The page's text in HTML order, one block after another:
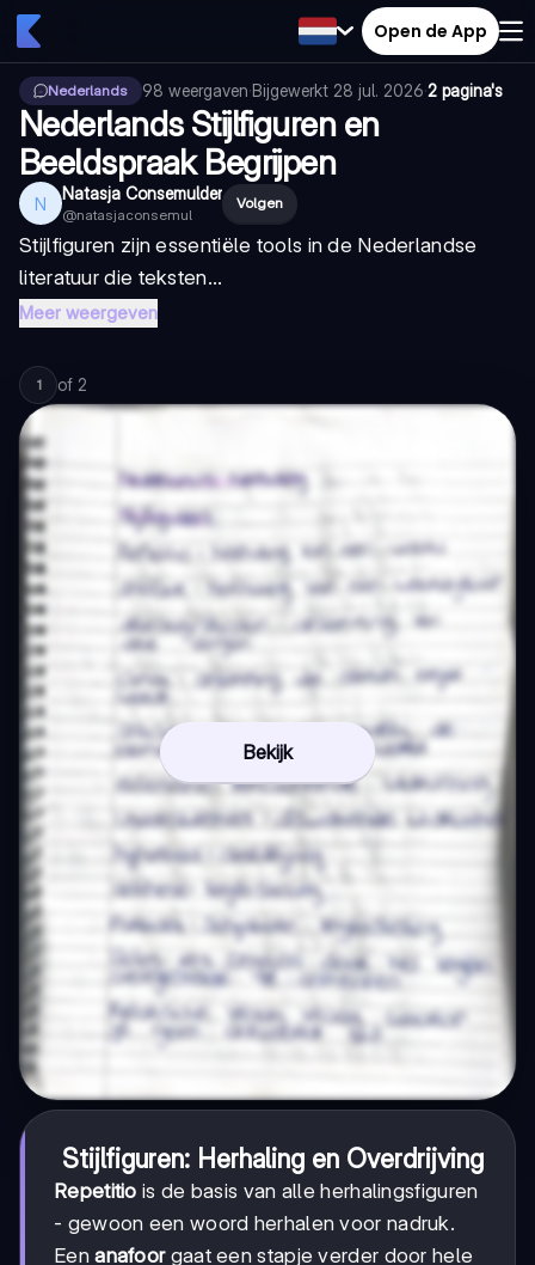
Open de App
Nederlands 98 weergaven·Bijgewerkt 28 jul. 2026·2 pagina's
Nederlands Stijlfiguren en
Beeldspraak Begrijpen
N Natasja Consemulder
@natasjaconsemul
Volgen
Stijlfiguren zijn essentiële tools in de Nederlandse
literatuur die teksten...
Meer weergeven
1 of 2
Bekijk
Stijlfiguren: Herhaling en Overdrijving
Repetitio is de basis van alle herhalingsfiguren
- gewoon een woord herhalen voor nadruk.
Eenanafoorgaat een stapje verder door hele